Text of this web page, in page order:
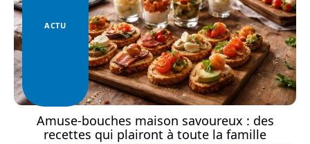
ACTU
Amuse-bouches maison savoureux : des
recettes qui plairont à toute la famille